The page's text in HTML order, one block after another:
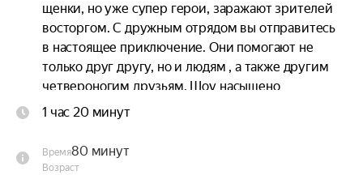
щенки, но уже супер герои, заражают зрителей
восторгом. С дружным отрядом вы отправитесь
в настоящее приключение. Они помогают не
только друг другу, но и людям , а также другим
четвероногим друзьям. Шоу насыщено
оригинальными номерами и спецэффектами.
1 час 20 минут
Время80 минут
Возраст